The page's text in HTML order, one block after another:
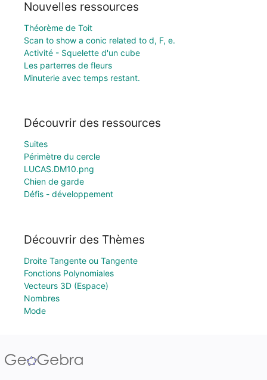
Nouvelles ressources
Théorème de Toit
Scan to show a conic related to d, F, e.
Activité - Squelette d'un cube
Les parterres de fleurs
Minuterie avec temps restant.
Découvrir des ressources
Suites
Périmètre du cercle
LUCAS.DM10.png
Chien de garde
Défis - développement
Découvrir des Thèmes
Droite Tangente ou Tangente
Fonctions Polynomiales
Vecteurs 3D (Espace)
Nombres
Mode